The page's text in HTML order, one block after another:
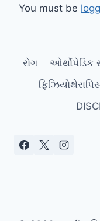
You must be
રોગ ઓર્થોપેડિક